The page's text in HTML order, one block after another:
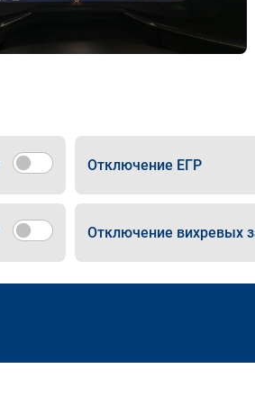
Отключение ЕГР
Отключение вихревых